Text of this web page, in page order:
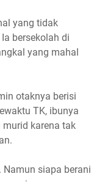
yang tidak
bersekolah di
yang mahal
otaknya berisi
TK, ibunya
murid karena tak
siapa berani